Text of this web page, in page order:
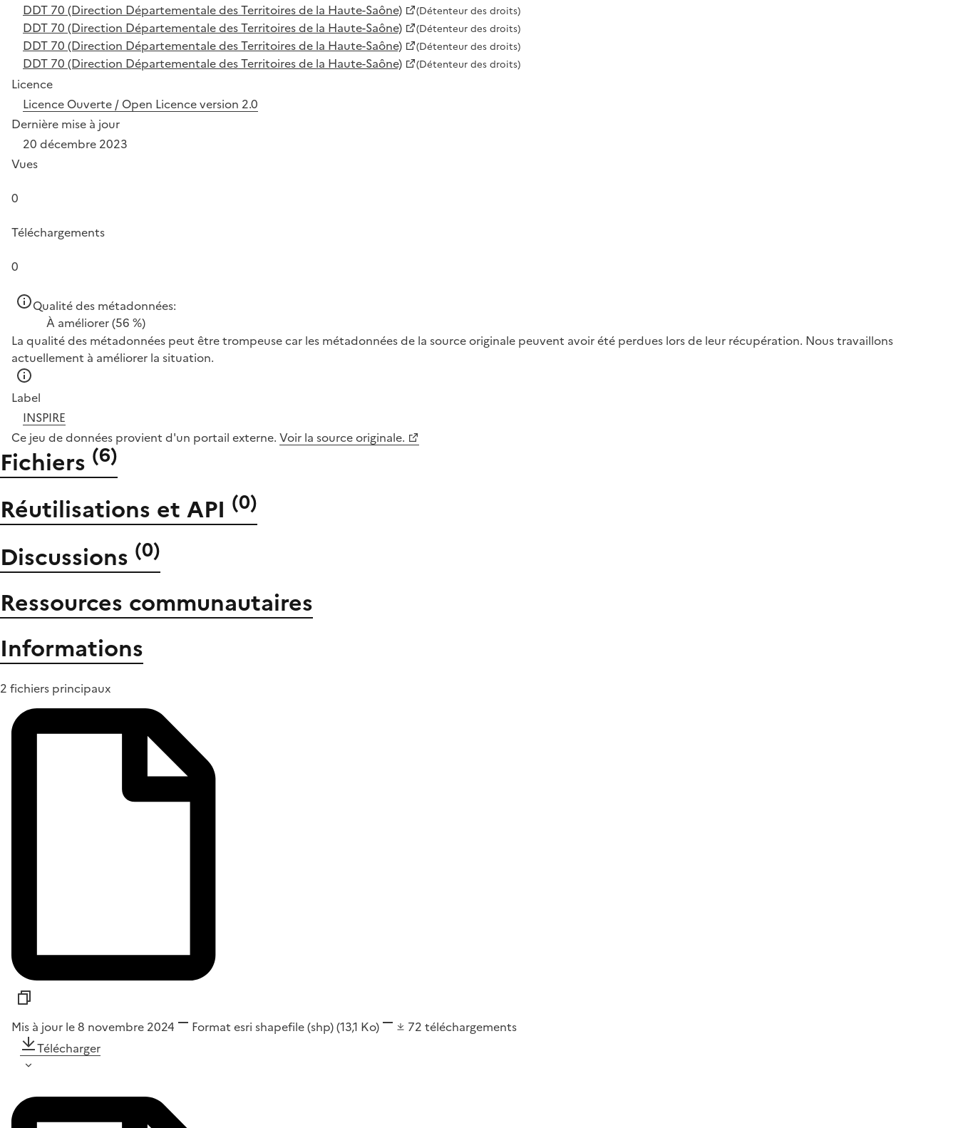
DDT 70 (Direction Départementale des Territoires de la Haute-Saône) (Détenteur des droits)
DDT 70 (Direction Départementale des Territoires de la Haute-Saône) (Détenteur des droits)
DDT 70 (Direction Départementale des Territoires de la Haute-Saône) (Détenteur des droits)
DDT 70 (Direction Départementale des Territoires de la Haute-Saône) (Détenteur des droits)
Licence
Licence Ouverte / Open Licence version 2.0
Dernière mise à jour
20 décembre 2023
Vues
0
Téléchargements
0
Qualité des métadonnées:
À améliorer(56 %)
La qualité des métadonnées peut être trompeuse car les métadonnées de la source originale peuvent avoir été perdues lors de leur récupération. Nous travaillons
actuellement à améliorer la situation.
Label
INSPIRE
Ce jeu de données provient d'un portail externe. Voir la source originale.
Fichiers (6)
Réutilisations et API (0)
Discussions (0)
Ressources communautaires
Informations
2 fichiers principaux
Mis à jour le 8 novembre 2024 Format esri shapefile (shp)(13,1 Ko) 72 téléchargements
Télécharger